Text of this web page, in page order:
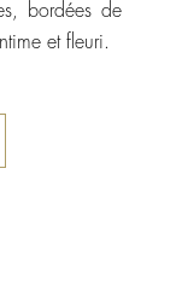
bordées de
et fleuri.